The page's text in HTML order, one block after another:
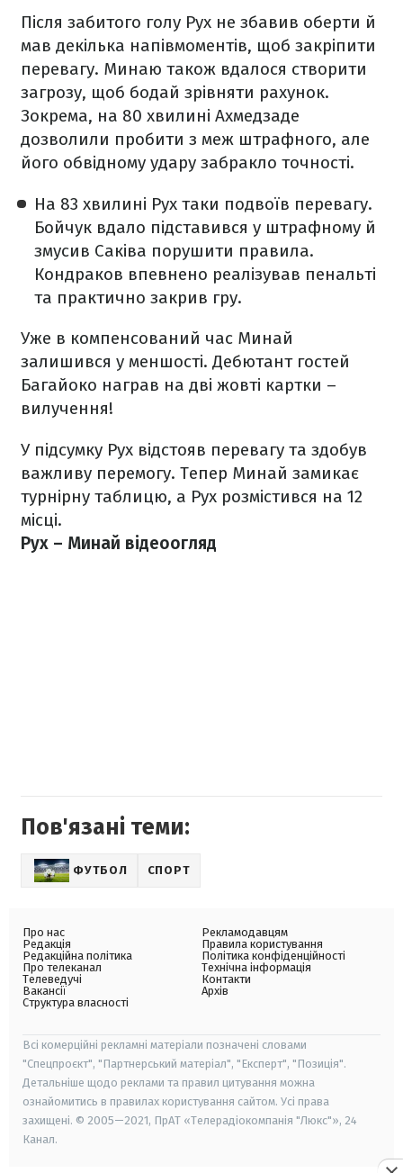
Після забитого голу Рух не збавив оберти й
мав декілька напівмоментів, щоб закріпити
перевагу. Минаю також вдалося створити
загрозу, щоб бодай зрівняти рахунок.
Зокрема, на 80 хвилині Ахмедзаде
дозволили пробити з меж штрафного, але
його обвідному удару забракло точності.
На 83 хвилині Рух таки подвоїв перевагу.
Бойчук вдало підставився у штрафному й
змусив Саківа порушити правила.
Кондраков впевнено реалізував пенальті
та практично закрив гру.
Уже в компенсований час Минай
залишився у меншості. Дебютант гостей
Багайоко награв на дві жовті картки –
вилучення!
У підсумку Рух відстояв перевагу та здобув
важливу перемогу. Тепер Минай замикає
турнірну таблицю, а Рух розмістився на 12
місці.
Рух – Минай відеоогляд
Пов'язані теми:
ФУТБОЛ СПОРТ
Про нас
Редакція
Редакційна політика
Про телеканал
Телеведучі
Вакансії
Структура власності
Рекламодавцям
Правила користування
Політика конфіденційності
Технічна інформація
Контакти
Архів
Всі комерційні рекламні матеріали позначені словами
"Спецпроєкт", "Партнерський матеріал", "Експерт", "Позиція".
Детальніше щодо реклами та правил цитування можна
ознайомитись в правилах користування сайтом. Усі права
захищені. © 2005—2021, ПрАТ «Телерадіокомпанія "Люкс"», 24
Канал.